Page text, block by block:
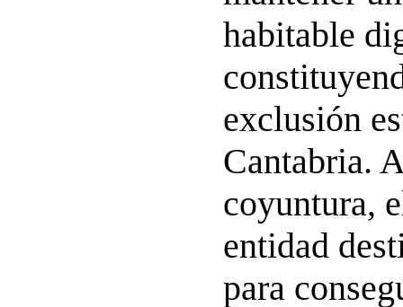
habitable
exclusión
Cantabria.
coyuntura,
entidad
para